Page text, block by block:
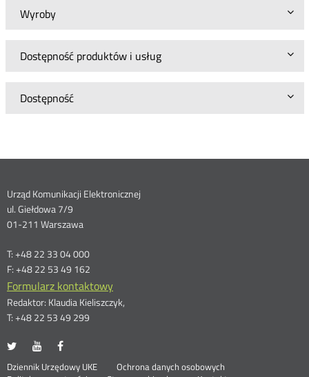
Wyroby
Dostępność produktów i usług
Dostępność
Dane
kontaktowe
Urząd Komunikacji Elektronicznej
ul. Giełdowa 7/9
01-211 Warszawa
T: +48 22 33 04 000
F: +48 22 53 49 162
Formularz kontaktowy
Redaktor: Klaudia Kieliszczyk,
T: +48 22 53 49 299
UKE
portalu
Otwórz
nowym
UKE
portalu
Otwórz
nowymportalu
nowym
Dziennik Urzędowy UKE Otwórz
Ochrona danych osobowych